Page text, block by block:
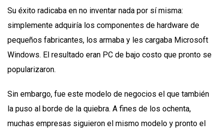
Su éxito radicaba en no inventar nada por sí misma:
simplemente adquiría los componentes de hardware de
pequeños fabricantes, los armaba y les cargaba Microsoft
Windows. El resultado eran PC de bajo costo que pronto se
popularizaron.
Sin embargo, fue este modelo de negocios el que también
la puso al borde de la quiebra. A fines de los ochenta,
muchas empresas siguieron el mismo modelo y pronto el